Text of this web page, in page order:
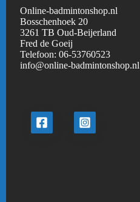
Online-badmintonshop.nl
Bosschenhoek 20
3261 TB Oud-Beijerland
Fred de Goeij
Telefoon:06-53760523
info@online-badmintonshop.nl